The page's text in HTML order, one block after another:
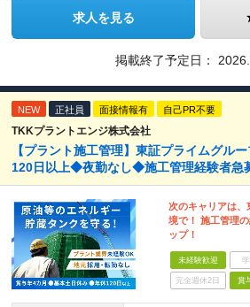
求人を見る
掲載終了予定日：
NEW 正社員 面接情報有 自己PR不要
TKKプラントエンジ株式会社
【プラント施工管理】東証プライムグ
120日以上◆夜勤なし◆施工管理経験者急
次のキャリアは、
境で！ 施工管理
ップ！
未経験歓迎
完全週休2日 賞